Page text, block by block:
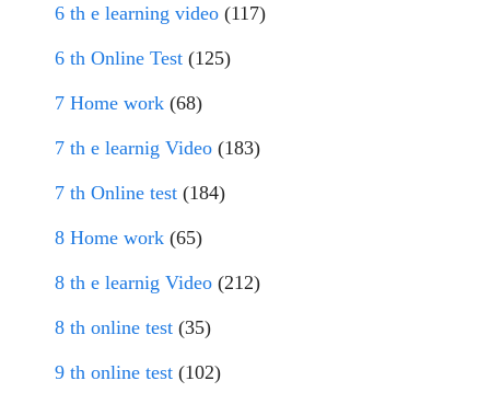
6 th e learning video (117)
6 th Online Test (125)
7 Home work (68)
7 th e learnig Video (183)
7 th Online test (184)
8 Home work (65)
8 th e learnig Video (212)
8 th online test (35)
9 th online test (102)